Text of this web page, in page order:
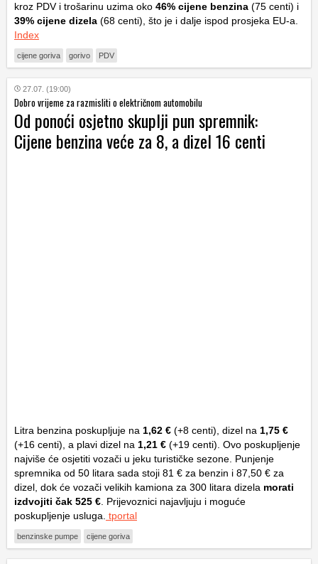
kroz PDV i trošarinu uzima oko 46% cijene benzina (75 centi) i
39% cijene dizela (68 centi), što je i dalje ispod prosjeka EU-a.
Index
cijene goriva gorivo PDV
27.07. (19:00)
Dobro vrijeme za razmisliti o električnom automobilu
Od ponoći osjetno skuplji pun spremnik:
Cijene benzina veće za 8, a dizel 16 centi
Litra benzina poskupljuje na 1,62 € (+8 centi), dizel na 1,75 €
(+16 centi), a plavi dizel na 1,21 € (+19 centi). Ovo poskupljenje
najviše će osjetiti vozači u jeku turističke sezone. Punjenje
spremnika od 50 litara sada stoji 81 € za benzin i 87,50 € za
dizel, dok će vozači velikih kamiona za 300 litara dizela morati
izdvojiti čak 525 € . Prijevoznici najavljuju i moguće
poskupljenje usluga. tportal
benzinske pumpe cijene goriva